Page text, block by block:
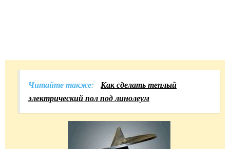
Читайте также:
Как сделать теплый
электрический пол под линолеум